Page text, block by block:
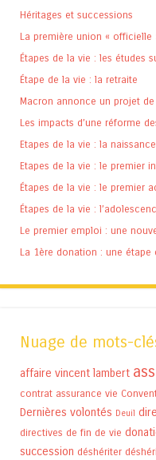
Héritages et successions
La première union «
Étapes de la vie : les études
Étape de la vie : la retraite
Macron annonce un projet
Les impacts d’une réforme
Etapes de la vie : la naissance
Etapes de la vie : le premier
Étapes de la vie : le premier
Étapes de la vie :
Le premier emploi : une
La 1ère donation : une étape
Nuage de mots-
affaire vincent lambert
contrat assurance vie
Dernières volontés Deuil
directives de fin de vie
succession déshériter